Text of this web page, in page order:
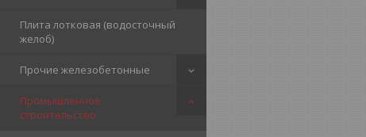
Плита лотковая (водосточный
желоб)
Прочие железобетонные
Промышленное
строительство